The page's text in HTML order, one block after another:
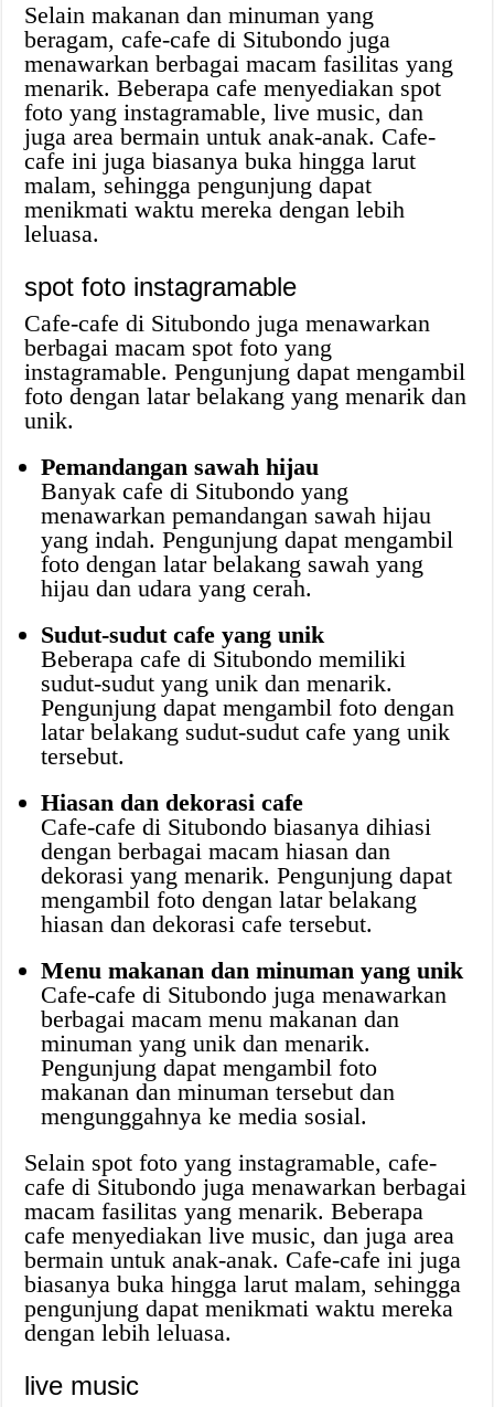
Selain makanan dan minuman yang
beragam, cafe-cafe di Situbondo juga
menawarkan berbagai macam fasilitas yang
menarik. Beberapa cafe menyediakan spot
foto yang instagramable, live music, dan
juga area bermain untuk anak-anak. Cafe-
cafe ini juga biasanya buka hingga larut
malam, sehingga pengunjung dapat
menikmati waktu mereka dengan lebih
leluasa.
spot foto instagramable
Cafe-cafe di Situbondo juga menawarkan
berbagai macam spot foto yang
instagramable. Pengunjung dapat mengambil
foto dengan latar belakang yang menarik dan
unik.
Pemandangan sawah hijau
Banyak cafe di Situbondo yang
menawarkan pemandangan sawah hijau
yang indah. Pengunjung dapat mengambil
foto dengan latar belakang sawah yang
hijau dan udara yang cerah.
Sudut-sudut cafe yang unik
Beberapa cafe di Situbondo memiliki
sudut-sudut yang unik dan menarik.
Pengunjung dapat mengambil foto dengan
latar belakang sudut-sudut cafe yang unik
tersebut.
Hiasan dan dekorasi cafe
Cafe-cafe di Situbondo biasanya dihiasi
dengan berbagai macam hiasan dan
dekorasi yang menarik. Pengunjung dapat
mengambil foto dengan latar belakang
hiasan dan dekorasi cafe tersebut.
Menu makanan dan minuman yang unik
Cafe-cafe di Situbondo juga menawarkan
berbagai macam menu makanan dan
minuman yang unik dan menarik.
Pengunjung dapat mengambil foto
makanan dan minuman tersebut dan
mengunggahnya ke media sosial.
Selain spot foto yang instagramable, cafe-
cafe di Situbondo juga menawarkan berbagai
macam fasilitas yang menarik. Beberapa
cafe menyediakan live music, dan juga area
bermain untuk anak-anak. Cafe-cafe ini juga
biasanya buka hingga larut malam, sehingga
pengunjung dapat menikmati waktu mereka
dengan lebih leluasa.
live music